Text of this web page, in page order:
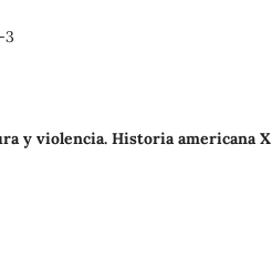
3
y violencia. Historia americana X